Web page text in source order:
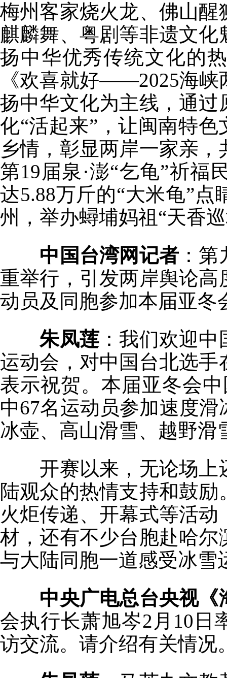
梅州客家烧火龙、佛山
麒麟舞、粤剧等非遗文
扬中华优秀传统文化的
《欢喜就好——2025海峡
扬中华文化为主线，通
化“活起来”，让闽南特
乡情，彰显两岸一家亲
第19届泉·澎“乞龟”祈福
达5.88万斤的“大米龟”
州，举办蟳埔妈祖“天香
中国台湾网记者 ：
重举行，引发两岸舆论
动员及同胞参加本届亚冬
朱凤莲：我们欢迎中
运动会，对中国台北选
表示祝贺。本届亚冬会
中67名运动员参加速度
冰壶、高山滑雪、越野
开赛以来，无论场上
陆观众的热情支持和鼓
火炬传递、开幕式等活
材，还有不少台胞赴哈
与大陆同胞一道感受冰雪
中央广电总台央视《
会执行长萧旭岑2月10日
访交流。请介绍有关情况